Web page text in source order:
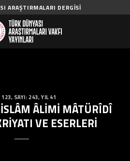
ARAŞTIRMALARI DERGISI
123, SAYI: 243,YIL 41
ÂLİMİ MÂTÜRÎDÎ
VE ESERLERİ